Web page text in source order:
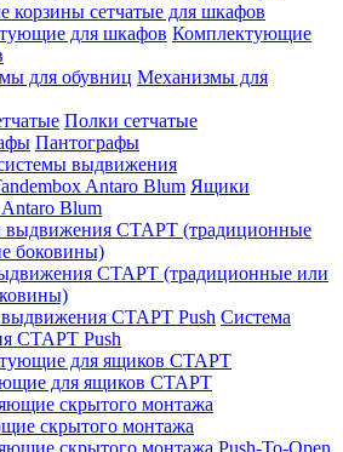
сетчатые для шкафов
Комплектующие
Механизмы для
Полки сетчатые
Пантографы
выдвижения
Ящики
Blum
СТАРТ (традиционные или
Система
СТАРТ Push
для ящиков СТАРТ
скрытого монтажа